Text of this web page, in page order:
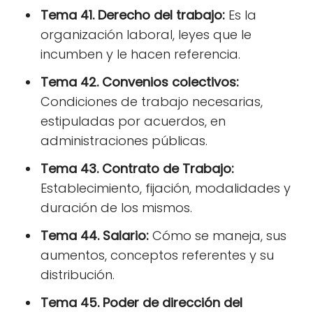
Tema 41. Derecho del trabajo: Es la
organización laboral, leyes que le
incumben y le hacen referencia.
Tema 42. Convenios colectivos:
Condiciones de trabajo necesarias,
estipuladas por acuerdos, en
administraciones públicas.
Tema 43. Contrato de Trabajo:
Establecimiento, fijación, modalidades y
duración de los mismos.
Tema 44. Salario: Cómo se maneja, sus
aumentos, conceptos referentes y su
distribución.
Tema 45. Poder de dirección del